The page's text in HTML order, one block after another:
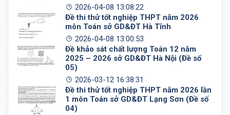
2026-04-08 13:08:22
Đề thi thử tốt nghiệp THPT năm 2026
môn Toán sở GD&ĐT Hà Tĩnh
2026-04-08 13:00:53
Đề khảo sát chất lượng Toán 12 năm
2025 – 2026 sở GD&ĐT Hà Nội (Đề số
05)
2026-03-12 16:38:31
Đề thi thử tốt nghiệp THPT năm 2026 lần
1 môn Toán sở GD&ĐT Lạng Sơn (Đề số
04)